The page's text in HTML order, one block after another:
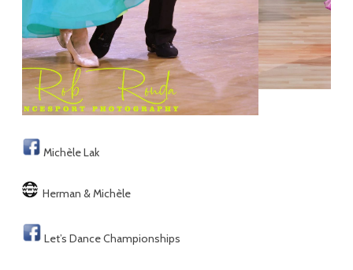
Michèle Lak
Herman & Michèle
Let’s Dance Championships